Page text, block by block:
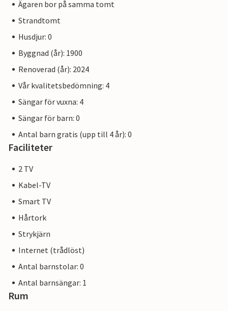
Ägaren bor på samma tomt
Strandtomt
Husdjur: 0
Byggnad (år): 1900
Renoverad (år): 2024
Vår kvalitetsbedömning: 4
Sängar för vuxna: 4
Sängar för barn: 0
Antal barn gratis (upp till 4 år): 0
Faciliteter
2 TV
Kabel-TV
Smart TV
Hårtork
Strykjärn
Internet (trådlöst)
Antal barnstolar: 0
Antal barnsängar: 1
Rum